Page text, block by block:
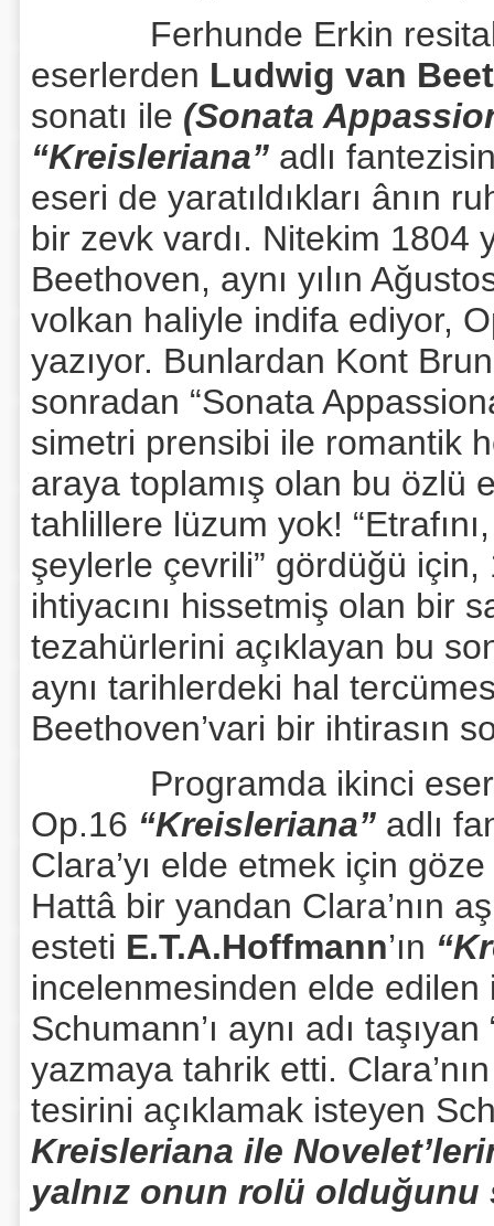
Ferhunde Erkin
eserlerden Ludwig van
sonatı ile (Sonata
“Kreisleriana” adlı
eseri de yaratıldıkları ânın
bir zevk vardı. Nitekim 1804
Beethoven, aynı yılın
volkan haliyle indifa ediyor,
yazıyor. Bunlardan Kont
sonradan “Sonata
simetri prensibi ile romantik
araya toplamış olan bu özlü
tahlillere lüzum yok!
şeylerle çevrili” gördüğü için,
ihtiyacını hissetmiş olan bir
tezahürlerini açıklayan bu
aynı tarihlerdeki hal
Beethoven’vari bir ihtirasın
Programda ikinci eser
Op.16 “Kreisleriana” adlı
Clara’yı elde etmek için
Hattâ bir yandan Clara’nın
esteti E.T.A.Hoffmann’ın
incelenmesinden elde
Schumann’ı aynı adı
yazmaya tahrik etti.
tesirini açıklamak isteyen
Kreisleriana ile
yalnız onun rolü